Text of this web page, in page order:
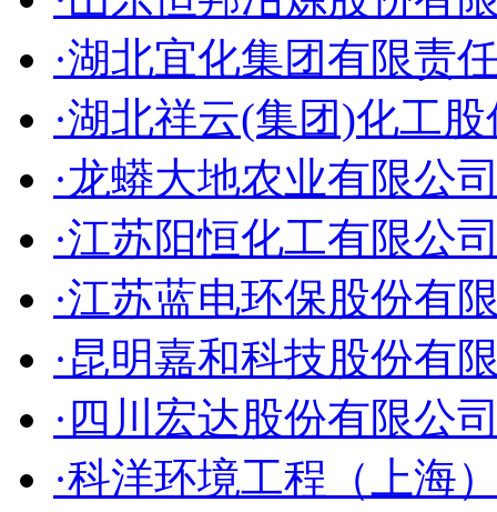
·湖北宜化集团有限责
·湖北祥云(集团)化工
·龙蟒大地农业有限公
·江苏阳恒化工有限公
·江苏蓝电环保股份有
·昆明嘉和科技股份有
·四川宏达股份有限公
·科洋环境工程（上海